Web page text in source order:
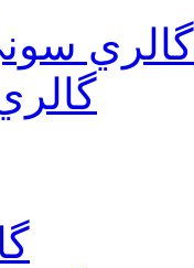
گالري